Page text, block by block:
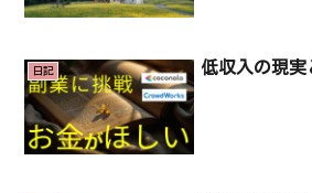
日記 低収入の現